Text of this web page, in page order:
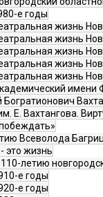
е годы
жизнь
жизнь
жизнь
жизнь
жизнь
имени
Богратионович
Е. Вахтангова.
Всеволода
это жизнь
110-летию
е годы
е годы